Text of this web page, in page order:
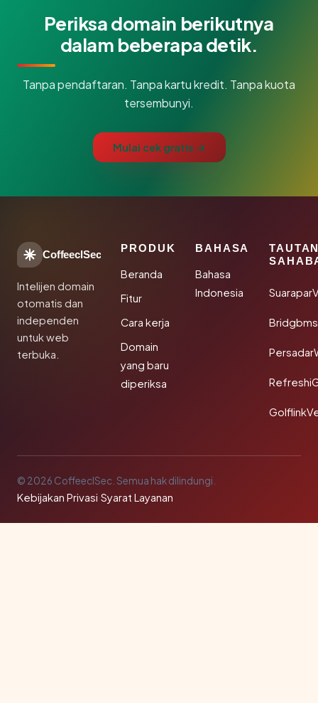
Periksa domain berikutnya
dalam beberapa detik.
Tanpa pendaftaran. Tanpa kartu kredit. Tanpa kuota
tersembunyi.
Mulai cek gratis →
CoffeeclSec
Intelijen domain
otomatis dan
independen
untuk web
terbuka.
PRODUK
Beranda
Fitur
Cara kerja
Domain
yang baru
diperiksa
BAHASA
Bahasa
Indonesia
© 2026 CoffeeclSec. Semua hak dilindungi.
Kebijakan Privasi·Syarat Layanan